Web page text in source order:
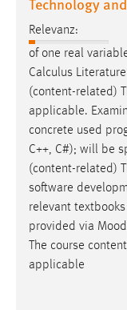
Relevanz:
of one real
Calculus
(content-related)
applicable.
concrete used
C++, C#); will be
(content-related)
software
relevant
provided via
The course
applicable
EXTERNE
Um Inhalte
Plattformen
externen
YouTube
Vimeo